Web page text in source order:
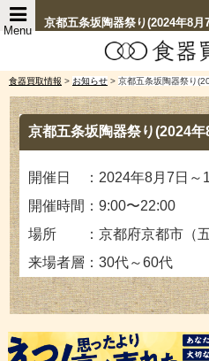
京都五条坂陶器祭り(2024年8月
Menu
食器買取情報 > お知らせ > 京都五条坂陶器祭り
京都五条坂陶器祭り(2024
開催日 ：2024年8月7日～
開催時間：9:00〜22:00
場所 ：京都府京都市（五
来場者層：30代～60代